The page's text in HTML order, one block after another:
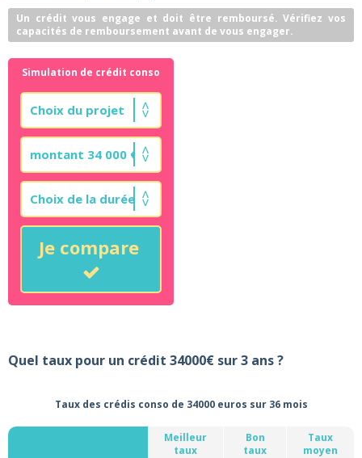
Un crédit vous engage et doit être remboursé. Vérifiez vos
capacités de remboursement avant de vous engager.
Simulation de crédit conso
Je compare
Quel taux pour un crédit 34000€ sur 3 ans ?
Taux des crédis conso de 34000 euros sur 36 mois
Meilleur
taux
Bon
taux
Taux
moyen